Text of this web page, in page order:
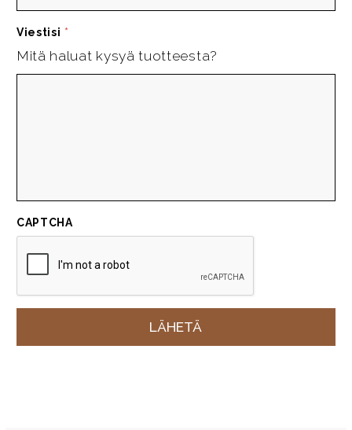
Viestisi *
Mitä haluat kysyä tuotteesta?
CAPTCHA